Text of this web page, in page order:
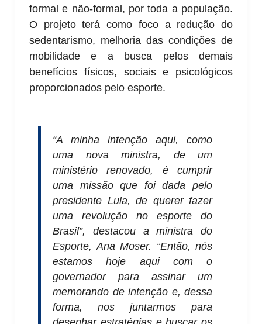
formal e não-formal, por toda a população.
O projeto terá como foco a redução do
sedentarismo, melhoria das condições de
mobilidade e a busca pelos demais
benefícios físicos, sociais e psicológicos
proporcionados pelo esporte.
“A minha intenção aqui, como
uma nova ministra, de um
ministério renovado, é cumprir
uma missão que foi dada pelo
presidente Lula, de querer fazer
uma revolução no esporte do
Brasil”, destacou a ministra do
Esporte, Ana Moser. “Então, nós
estamos hoje aqui com o
governador para assinar um
memorando de intenção e, dessa
forma, nos juntarmos para